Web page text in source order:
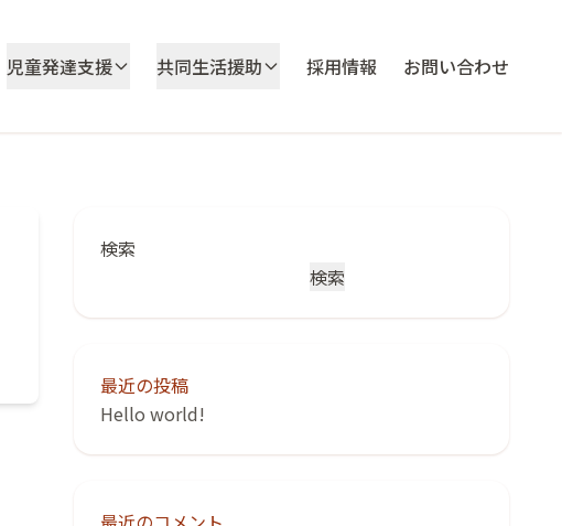
児童発達支援 共同生活援助 採用情報 お問い合わせ
検索
検索
最近の投稿
Hello world!